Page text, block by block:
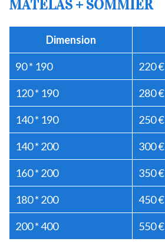
MATELAS + SOMMIER
Dimension
90 * 190 220 €
120 * 190 280 €
140 * 190 250 €
140 * 200 300 €
160 * 200 350 €
180 * 200 450 €
200 * 400 550 €